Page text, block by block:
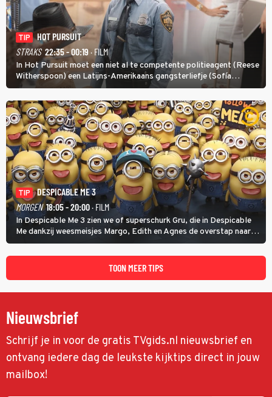
TIP
HOT PURSUIT
STRAKS 22:35 - 00:19 · FILM
In Hot Pursuit moet een niet al te competente politieagent (Reese
Witherspoon) een Latijns-Amerikaans gangsterliefje (Sofía
Vergara) beschermen tegen corrupte agenten en moordlustige
maffiatypes.
TIP
DESPICABLE ME 3
MORGEN 18:05 - 20:00· FILM
In Despicable Me 3 zien we of superschurk Gru, die in Despicable
Me dankzij weesmeisjes Margo, Edith en Agnes de overstap naar
het rechte pad maakte, ook op dat pad weet te blijven.
TOON MEER TIPS
Nieuwsbrief
Schrijf je in voor de gratis TVgids.nl nieuwsbrief en
ontvang iedere dag de leukste kijktips direct in jouw
mailbox!